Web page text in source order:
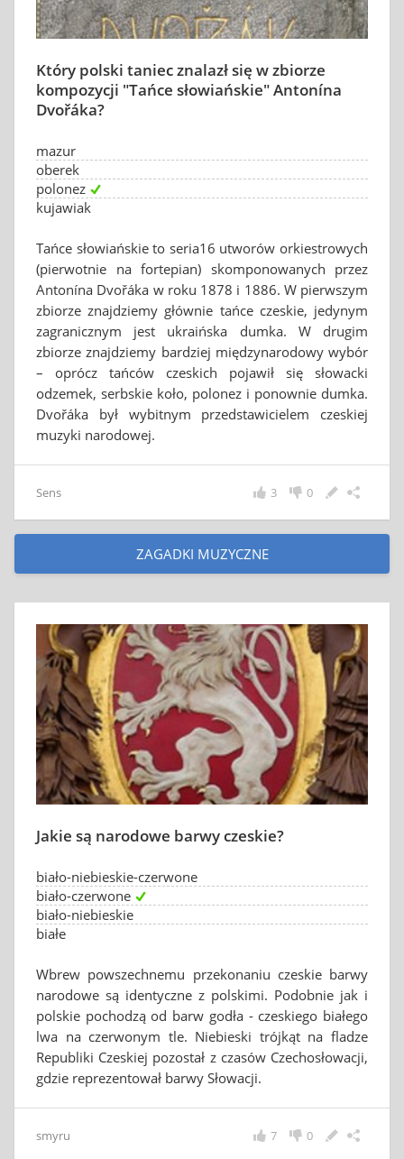
Który polski taniec znalazł się w zbiorze
kompozycji "Tańce słowiańskie" Antonína
Dvořáka?
mazur
oberek
polonez
kujawiak
Tańce słowiańskie to seria16 utworów orkiestrowych
(pierwotnie na fortepian) skomponowanych przez
Antonína Dvořáka w roku 1878 i 1886. W pierwszym
zbiorze znajdziemy głównie tańce czeskie, jedynym
zagranicznym jest ukraińska dumka. W drugim
zbiorze znajdziemy bardziej międzynarodowy wybór
– oprócz tańców czeskich pojawił się słowacki
odzemek, serbskie koło, polonez i ponownie dumka.
Dvořáka był wybitnym przedstawicielem czeskiej
muzyki narodowej.
Sens 0
3
ZAGADKI MUZYCZNE
Jakie są narodowe barwy czeskie?
biało-niebieskie-czerwone
biało-czerwone
biało-niebieskie
białe
Wbrew powszechnemu przekonaniu czeskie barwy
narodowe są identyczne z polskimi. Podobnie jak i
polskie pochodzą od barw godła - czeskiego białego
lwa na czerwonym tle. Niebieski trójkąt na fladze
Republiki Czeskiej pozostał z czasów Czechosłowacji,
gdzie reprezentował barwy Słowacji.
smyru 0
7